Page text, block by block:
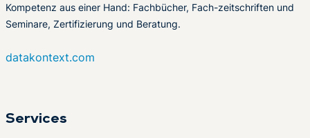
Kompetenz aus einer Hand: Fachbücher, Fach-zeitschriften und
Seminare, Zertifizierung und Beratung.
datakontext.com
Services